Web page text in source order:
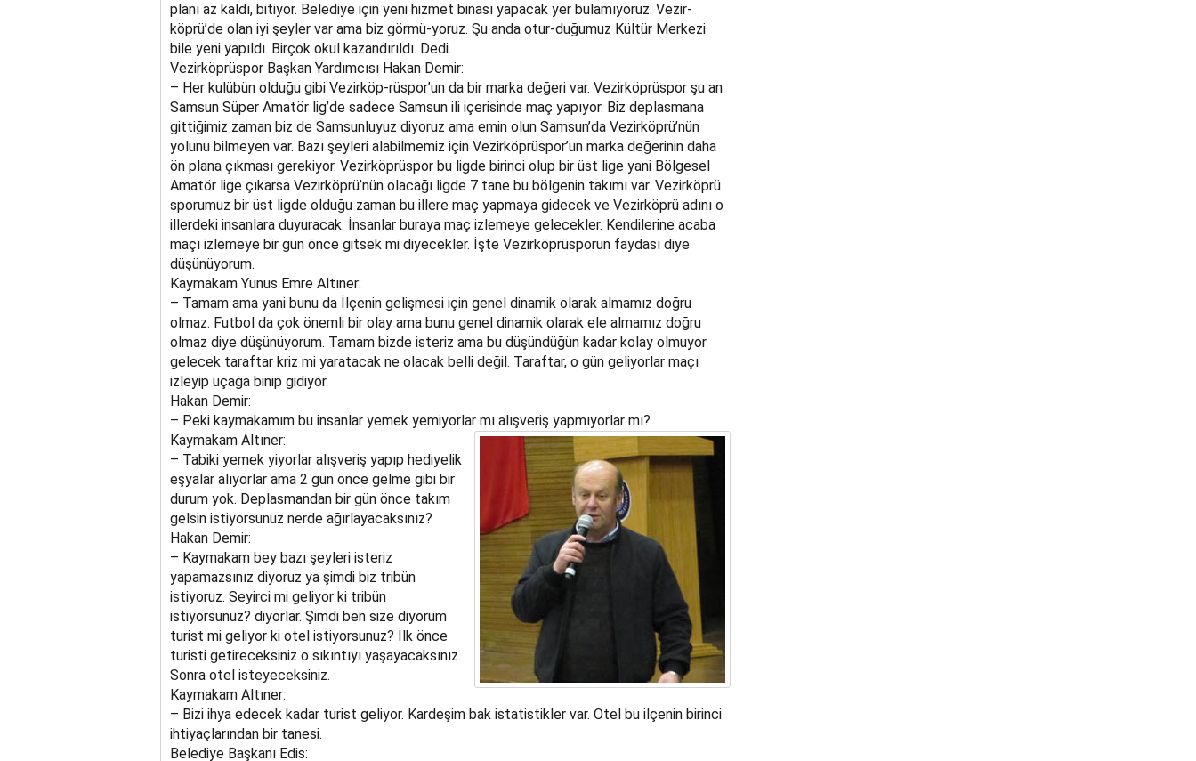
planı az kaldı, bitiyor. Belediye için yeni hizmet binası yapacak yer bulamıyoruz. Vezir-
köprü’de olan iyi şeyler var ama biz görmü-yoruz. Şu anda otur-duğumuz Kültür Merkezi
bile yeni yapıldı. Birçok okul kazandırıldı. Dedi.
Vezirköprüspor Başkan Yardımcısı Hakan Demir:
– Her kulübün olduğu gibi Vezirköp-rüspor’un da bir marka değeri var. Vezirköprüspor şu an
Samsun Süper Amatör lig’de sadece Samsun ili içerisinde maç yapıyor. Biz deplasmana
gittiğimiz zaman biz de Samsunluyuz diyoruz ama emin olun Samsun’da Vezirköprü’nün
yolunu bilmeyen var. Bazı şeyleri alabilmemiz için Vezirköprüspor’un marka değerinin daha
ön plana çıkması gerekiyor. Vezirköprüspor bu ligde birinci olup bir üst lige yani Bölgesel
Amatör lige çıkarsa Vezirköprü’nün olacağı ligde 7 tane bu bölgenin takımı var. Vezirköprü
sporumuz bir üst ligde olduğu zaman bu illere maç yapmaya gidecek ve Vezirköprü adını o
illerdeki insanlara duyuracak. İnsanlar buraya maç izlemeye gelecekler. Kendilerine acaba
maçı izlemeye bir gün önce gitsek mi diyecekler. İşte Vezirköprüsporun faydası diye
düşünüyorum.
Kaymakam Yunus Emre Altıner:
– Tamam ama yani bunu da İlçenin gelişmesi için genel dinamik olarak almamız doğru
olmaz. Futbol da çok önemli bir olay ama bunu genel dinamik olarak ele almamız doğru
olmaz diye düşünüyorum. Tamam bizde isteriz ama bu düşündüğün kadar kolay olmuyor
gelecek taraftar kriz mi yaratacak ne olacak belli değil. Taraftar, o gün geliyorlar maçı
izleyip uçağa binip gidiyor.
Hakan Demir:
– Peki kaymakamım bu insanlar yemek yemiyorlar mı alışveriş yapmıyorlar mı?
Kaymakam Altıner:
– Tabiki yemek yiyorlar alışveriş yapıp hediyelik
eşyalar alıyorlar ama 2 gün önce gelme gibi bir
durum yok. Deplasmandan bir gün önce takım
gelsin istiyorsunuz nerde ağırlayacaksınız?
Hakan Demir:
– Kaymakam bey bazı şeyleri isteriz
yapamazsınız diyoruz ya şimdi biz tribün
istiyoruz. Seyirci mi geliyor ki tribün
istiyorsunuz? diyorlar. Şimdi ben size diyorum
turist mi geliyor ki otel istiyorsunuz? İlk önce
turisti getireceksiniz o sıkıntıyı yaşayacaksınız.
Sonra otel isteyeceksiniz.
Kaymakam Altıner:
– Bizi ihya edecek kadar turist geliyor. Kardeşim bak istatistikler var. Otel bu ilçenin birinci
ihtiyaçlarından bir tanesi.
Belediye Başkanı Edis: